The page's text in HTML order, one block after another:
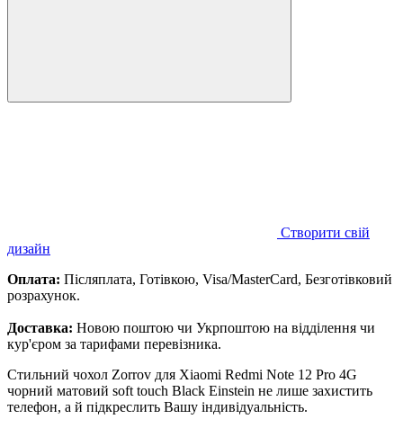
Створити свій
дизайн
Оплата: Післяплата, Готівкою, Visa/MasterCard, Безготівковий
розрахунок.
Доставка: Новою поштою чи Укрпоштою на відділення чи
кур'єром за тарифами перевізника.
Стильний чохол Zorrov для Xiaomi Redmi Note 12 Pro 4G
чорний матовий soft touch Black Einstein не лише захистить
телефон, а й підкреслить Вашу індивідуальність.